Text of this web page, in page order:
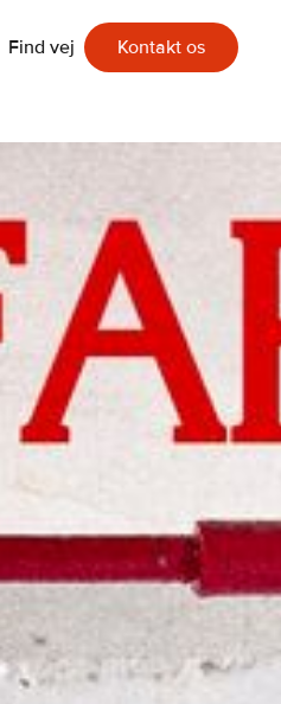
Find vej Kontakt os